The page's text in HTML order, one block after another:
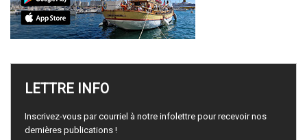
LETTRE INFO
Inscrivez-vous par courriel à notre infolettre pour recevoir nos
dernières publications !